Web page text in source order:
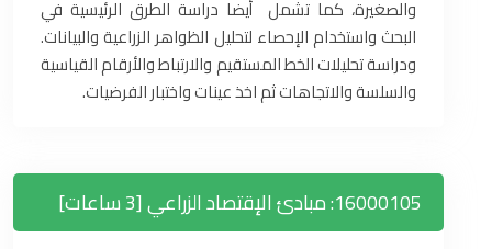
والصغيرة، كما تشمل أيضا دراسة الطرق الرئيسية في
البحث واستخدام الإحصاء لتحليل الظواهر الزراعية والبيانات.
ودراسة تحليلات الخط المستقيم والارتباط والأرقام القياسية
والسلسة والاتجاهات ثم اخذ عينات واختبار الفرضيات.
16000105: مبادئ الإقتصاد الزراعي [3 ساعات]